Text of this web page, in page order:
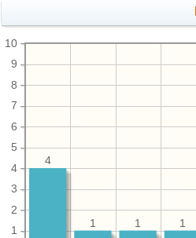
1
2
3
4
5
6
7
8
9
10
1
1
1
4